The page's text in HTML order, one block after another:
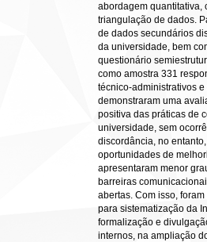
abordagem quantitativa,
triangulação de dados.
de dados secundários
da universidade, bem
questionário
como amostra 331
técnico-administrativos
demonstraram uma
positiva das práticas de
universidade, sem
discordância, no
oportunidades de
apresentaram menor
barreiras
abertas. Com isso,
para sistematização da
formalização e
internos, na ampliação